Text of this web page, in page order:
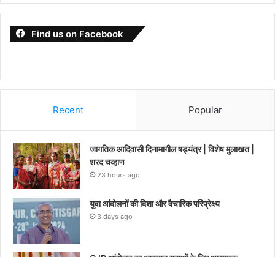
Find us on Facebook
Recent Popular
जागतिक आदिवासी दिनामागील षड्यंत्र | विशेष मुलाखत |
शरद चव्हाण
23 hours ago
युवा आंदोलनों की दिशा और वैचारिक परिप्रेक्ष्य
3 days ago